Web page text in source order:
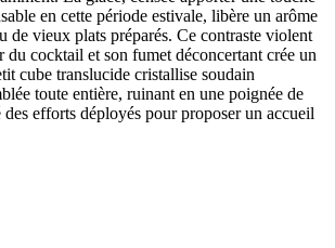
en cette période estivale, libère un arôme
de vieux plats préparés. Ce contraste violent
du cocktail et son fumet déconcertant crée un
cube translucide cristallise soudain
toute entière, ruinant en une poignée de
des efforts déployés pour proposer un accueil